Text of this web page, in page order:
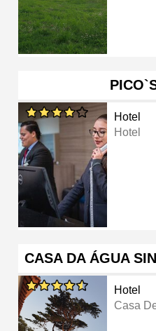
Hotel
Hotel
CASA DA ÁGUA
Hotel
Casa